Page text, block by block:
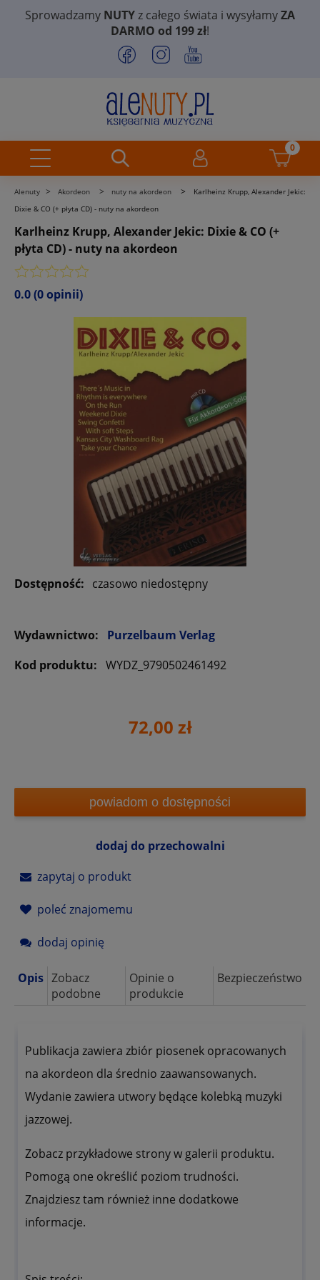
Sprowadzamy NUTYz całego świata i wysyłamyZA
DARMO od 199 zł!
Alenuty > Akordeon > nuty na akordeon >
Karlheinz Krupp, Alexander Jekic:
Dixie & CO (+ płyta CD) - nuty na akordeon
Karlheinz Krupp, Alexander Jekic: Dixie & CO (+
płyta CD) - nuty na akordeon
0.0(0 opinii)
Dostępność: czasowo niedostępny
Wydawnictwo:
Purzelbaum Verlag
Kod produktu: WYDZ_9790502461492
72,00 zł
powiadom o dostępności
dodaj do przechowalni
zapytaj o produkt
poleć znajomemu
dodaj opinię
Opis Zobacz
podobne
Opinie o
produkcie
Bezpieczeństwo
Publikacja zawiera zbiór piosenek opracowanych
na akordeon dla średnio zaawansowanych.
Wydanie zawiera utwory będące kolebką muzyki
jazzowej.
Zobacz przykładowe strony w galerii produktu.
Pomogą one określić poziom trudności.
Znajdziesz tam również inne dodatkowe
informacje.